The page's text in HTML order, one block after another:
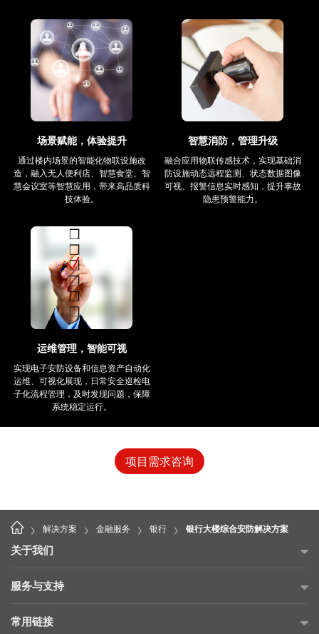
场景赋能，体验提升
通过楼内场景的智能化物联设施改
造，融入无人便利店、智慧食堂、智
慧会议室等智慧应用，带来高品质科
技体验。
智慧消防，管理升级
融合应用物联传感技术，实现基础消
防设施动态远程监测、状态数据图像
可视、报警信息实时感知，提升事故
隐患预警能力。
运维管理，智能可视
实现电子安防设备和信息资产自动化
运维、可视化展现，日常安全巡检电
子化流程管理，及时发现问题，保障
系统稳定运行。
项目需求咨询
> 解决方案 > 金融服务 > 银行 > 银行大楼综合安防解决方案
关于我们
公司简介
服务与支持
故障自查
常用链接